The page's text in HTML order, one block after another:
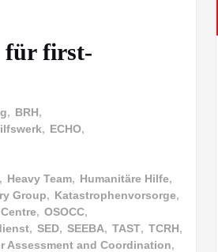
für first-
, BRH,
, ECHO,
, Heavy Team, Humanitäre Hilfe,
Group, Katastrophenvorsorge,
, OSOCC,
, SED, SEEBA, TAST, TCRH,
Assessment and Coordination,